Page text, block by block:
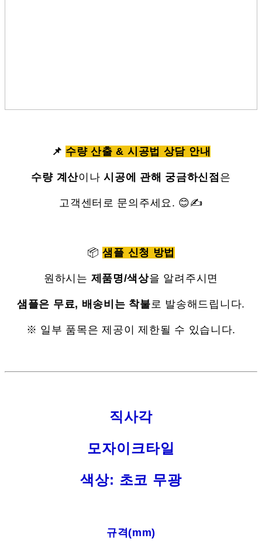
📌 수량 산출 & 시공법 상담 안내
수량 계산이나시공에 관해 궁금하신점 은
고객센터로 문의주세요. 😊✍
📦샘플 신청 방법
원하시는 제품명/색상을 알려주시면
샘플은 무료, 배송비는 착불로 발송해드립니다.
※ 일부 품목은 제공이 제한될 수 있습니다.
직사각
모자이크타일
색상: 초코 무광
규격(mm)